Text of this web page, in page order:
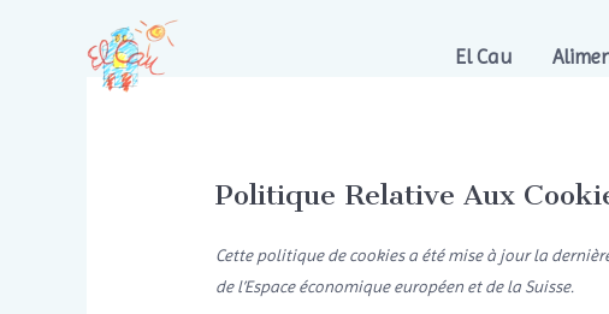
El Cau
Politique Relative Aux
Cette politique de cookies a été mise à jour la
de l’Espace économique européen et de la Suisse.